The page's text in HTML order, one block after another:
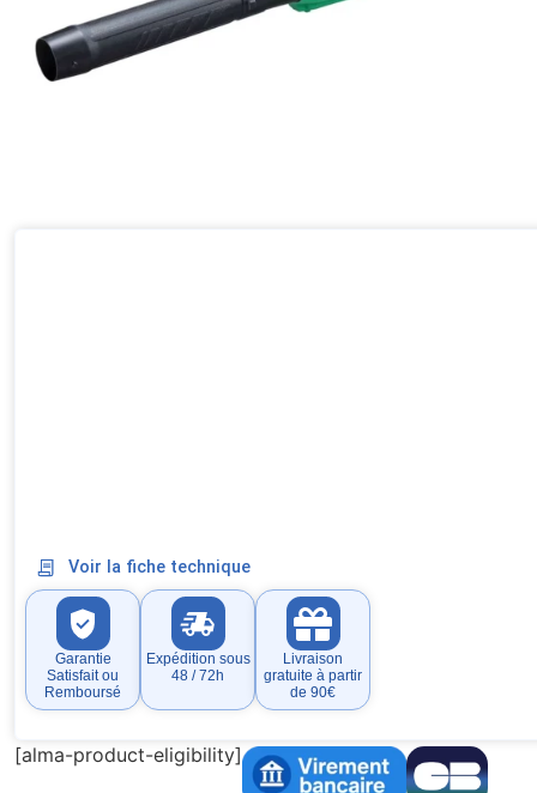
Voir la fiche technique
Garantie
Satisfait ou
Remboursé
Expédition sous
48 / 72h
Livraison
gratuite à partir
de 90€
[alma-product-eligibility]